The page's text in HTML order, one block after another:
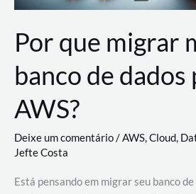
Por que migrar
banco de dados
AWS?
Deixe um comentário/AWS,Cloud,
Jefte Costa
Está pensando em migrar seu banco